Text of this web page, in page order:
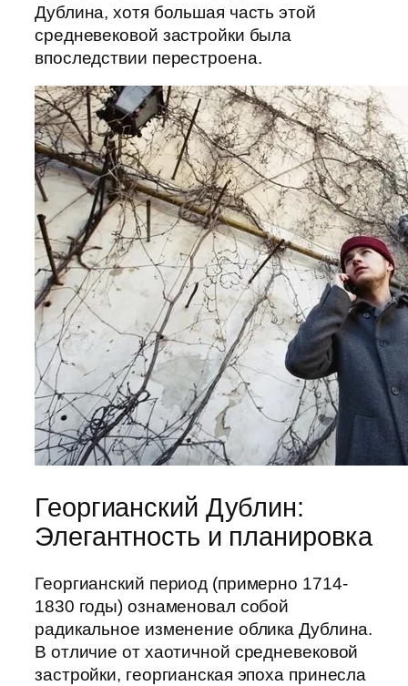
Дублина, хотя большая часть этой
средневековой застройки была
впоследствии перестроена.
Георгианский Дублин:
Элегантность и планировка
Георгианский период (примерно 1714-
1830 годы) ознаменовал собой
радикальное изменение облика Дублина.
В отличие от хаотичной средневековой
застройки, георгианская эпоха принесла